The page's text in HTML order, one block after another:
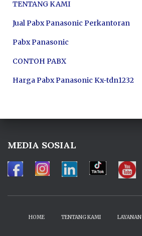
TENTANG KAMI
Jual Pabx Panasonic Perkantoran
Pabx Panasonic
CONTOH PABX
Harga Pabx Panasonic Kx-tdn1232
MEDIA SOSIAL
HOME TENTANG KAMI LAYANAN